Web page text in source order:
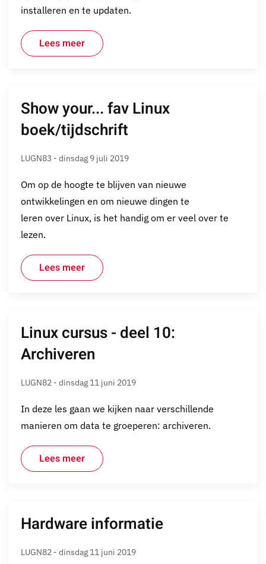
installeren en te updaten.
Lees meer
Show your... fav Linux
boek/tijdschrift
LUGN83 - dinsdag 9 juli 2019
Om op de hoogte te blijven van nieuwe
ontwikkelingen en om nieuwe dingen te
leren over Linux, is het handig om er veel over te
lezen.
Lees meer
Linux cursus - deel 10:
Archiveren
LUGN82 - dinsdag 11 juni 2019
In deze les gaan we kijken naar verschillende
manieren om data te groeperen: archiveren.
Lees meer
Hardware informatie
LUGN82 - dinsdag 11 juni 2019